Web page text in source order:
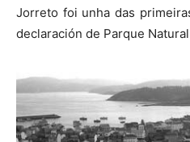
Jorreto foi unha das
declaración de Parque